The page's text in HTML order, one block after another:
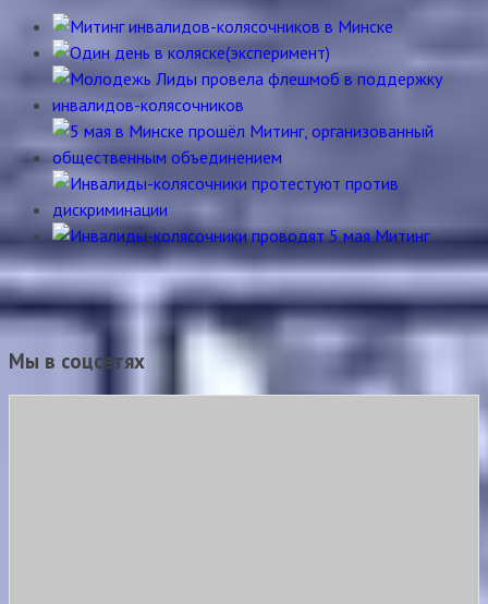
Мы в соцсетях